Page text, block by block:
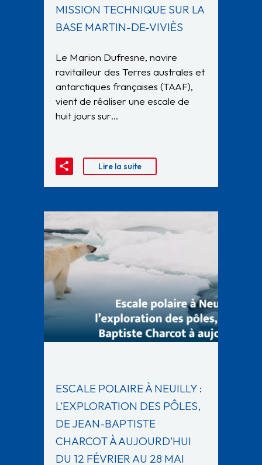
MISSION TECHNIQUE SUR LA
BASE MARTIN-DE-VIVIÈS
Le Marion Dufresne, navire
ravitailleur des Terres australes et
antarctiques françaises (TAAF),
vient de réaliser une escale de
huit jours sur…
Lire la suite
ESCALE POLAIRE À NEUILLY :
L’EXPLORATION DES PÔLES,
DE JEAN-BAPTISTE
CHARCOT À AUJOURD’HUI
DU 12 FÉVRIER AU 28 MAI